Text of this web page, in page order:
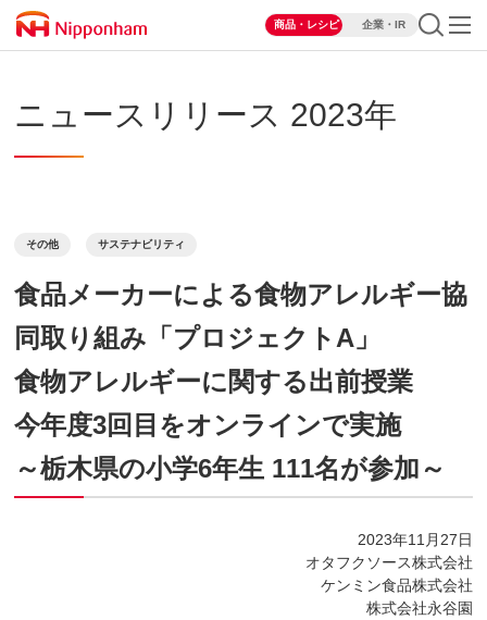
商品・レシピ 企業・IR
ニュースリリース 2023年
その他 サステナビリティ
食品メーカーによる食物アレルギー協
同取り組み「プロジェクトA」
食物アレルギーに関する出前授業
今年度3回目をオンラインで実施
～栃木県の小学6年生 111名が参加～
2023年11月27日
オタフクソース株式会社
ケンミン食品株式会社
株式会社永谷園